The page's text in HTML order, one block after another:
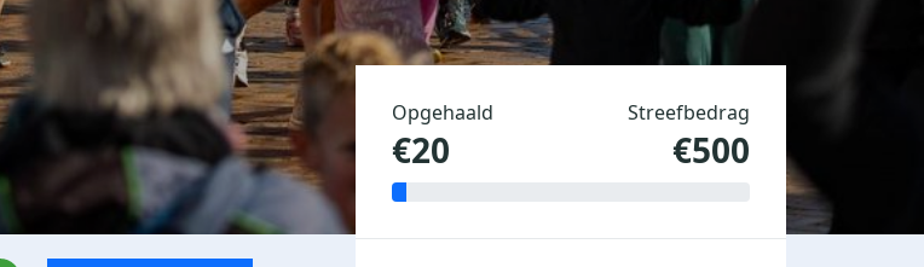
Opgehaald
€20
Streefbedrag
€500